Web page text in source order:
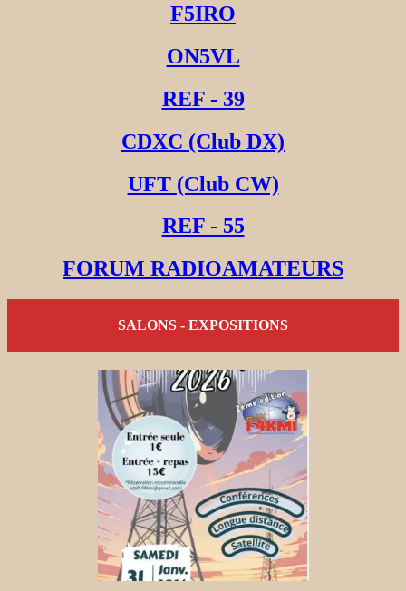
F5IRO
ON5VL
REF - 39
CDXC (Club DX)
UFT (Club CW)
REF - 55
FORUM RADIOAMATEURS
SALONS - EXPOSITIONS